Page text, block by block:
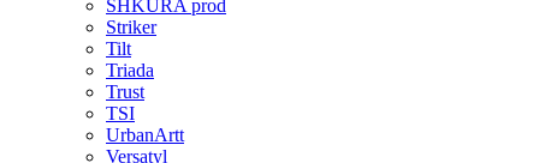
SHKURA рrоd
Striker
Tilt
Triada
Trust
TSI
UrbanArtt
Versatyl